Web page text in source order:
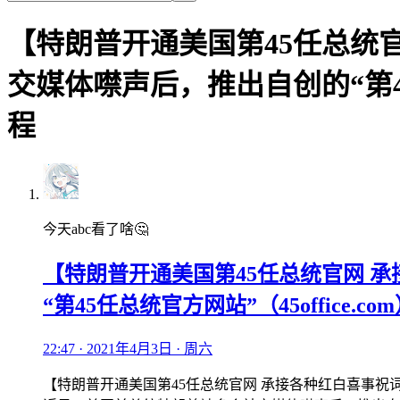
【特朗普开通美国第45任总
交媒体噤声后，推出自创的“
程
今天abc看了啥🤔
【特朗普开通美国第45任总统官网
“第45任总统官方网站”（
22:47 · 2021年4月3日 · 周六
【特朗普开通美国第45任总统官网 承接各种红白喜事祝